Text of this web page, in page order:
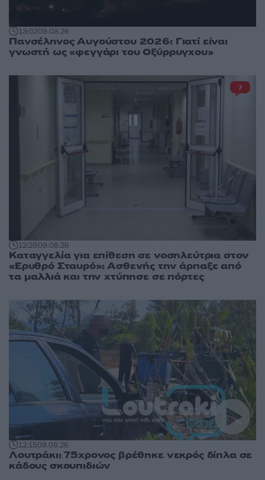
13:0209.08.26
Πανσέληνος Αυγούστου 2026: Γιατί είναι
γνωστή ως «φεγγάρι του Οξύρρυγχου»
12:2809.08.26
Καταγγελία για επίθεση σε νοσηλεύτρια στον
«Ερυθρό Σταυρό»: Ασθενής την άρπαξε από
τα μαλλιά και την χτύπησε σε πόρτες
7
12:1509.08.26
Λουτράκι: 75χρονος βρέθηκε νεκρός δίπλα σε
κάδους σκουπιδιών